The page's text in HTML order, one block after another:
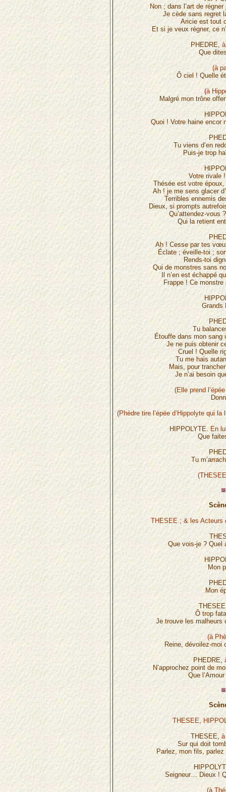
Non ; dans l’art de
Je cède sans regret
Aricie est tout
Et si je veux régner, ce
PHEDRE,
Que
(à
Ô ciel ! Quelle
(à
Malgré mon trône
Quoi ! Votre haine encor
Tu viens d’en
Puis-je trop
Votre rivale
Thésée est votre
Ah ! je me sens glacer
Terribles ennemis
Dieux, si prompts
Qu’attendez-vous
Qui la retient
Ah ! Cesse par tes
Éclate ; éveille-toi ;
Rends-toi
Qui de monstres sans
Il n’en est échappé
Frappe ! Ce
Grands
Tu
Étouffe dans mon sang
Je ne puis obtenir
Cruel ! Quelle
Tu me hais
Mais, pour
Je n’ai besoin
(Elle prend
(Phèdre tire l’épée d’Hippolyte qui
HIPPOLYTE. En
Que
Tu
THESEE ; & les Acteurs
Que vois-je ? Quel
Mon
Mon
Ô trop
Je trouve les malheurs
(à
Reine, dévoilez-moi
PHEDRE,
N’approchez point de
Que
THESEE,
THESEE,
Sur qui doit
Parlez, mon fils,
Seigneur… Dieux !
(à